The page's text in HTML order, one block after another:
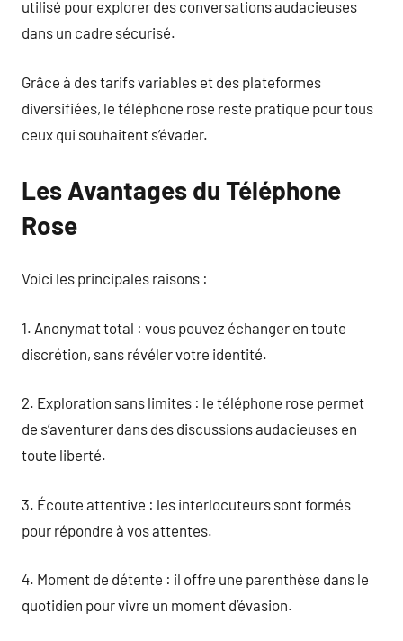
utilisé pour explorer des conversations audacieuses
dans un cadre sécurisé.
Grâce à des tarifs variables et des plateformes
diversifiées, le téléphone rose reste pratique pour tous
ceux qui souhaitent s’évader.
Les Avantages du Téléphone
Rose
Voici les principales raisons :
1. Anonymat total : vous pouvez échanger en toute
discrétion, sans révéler votre identité.
2. Exploration sans limites : le téléphone rose permet
de s’aventurer dans des discussions audacieuses en
toute liberté.
3. Écoute attentive : les interlocuteurs sont formés
pour répondre à vos attentes.
4. Moment de détente : il offre une parenthèse dans le
quotidien pour vivre un moment d’évasion.